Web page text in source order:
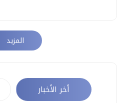
المزيد
أخر الأخبار